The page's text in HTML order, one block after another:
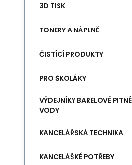
3D TISK
TONERY A NÁPLNĚ
ČISTÍCÍ PRODUKTY
PRO ŠKOLÁKY
VÝDEJNÍKY BARELOVÉ PITNÉ
VODY
KANCELÁŘSKÁ TECHNIKA
KANCELÁŠKÉ POTŘEBY